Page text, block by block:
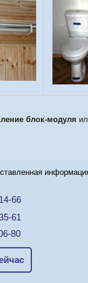
блок-модуля
66
61
80